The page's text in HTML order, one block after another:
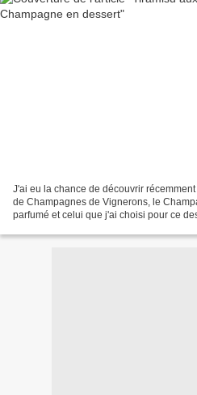
J'ai eu la chance de découvrir
de Champagnes de Vignerons, le
parfumé et celui que j'ai choisi pour ce